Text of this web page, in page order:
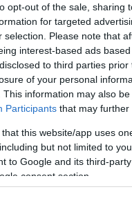
opt-out of the sale, sharing
for targeted
selection. Please note that
interest-based ads
to third parties
of your personal
This information may also
Participants that may further
that this website/app uses
but not limited to
to Google and its third-
consent section.
figyelmet, ami minden
eszközei szegényesek
E mellett
tudta sűríteni az
vagy
a mozit, gyakran
Festményein kerülte
előtt vagy
melyek
a semmit
is megihlettek, mint